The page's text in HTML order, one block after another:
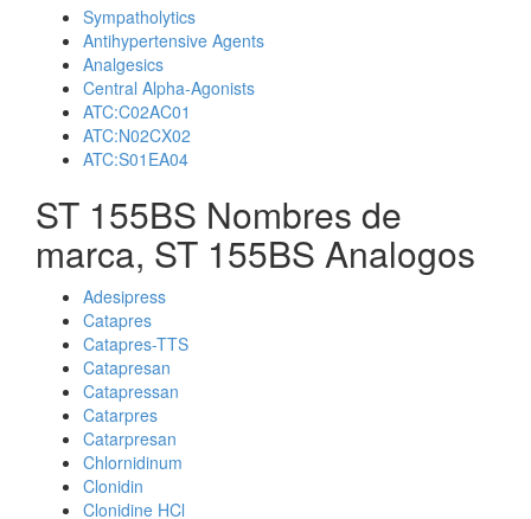
Sympatholytics
Antihypertensive Agents
Analgesics
Central Alpha-Agonists
ATC:C02AC01
ATC:N02CX02
ATC:S01EA04
ST 155BS Nombres de
marca, ST 155BS Analogos
Adesipress
Catapres
Catapres-TTS
Catapresan
Catapressan
Catarpres
Catarpresan
Chlornidinum
Clonidin
Clonidine HCl